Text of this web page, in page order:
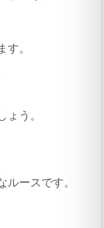
す。
ょう。
ルースです。